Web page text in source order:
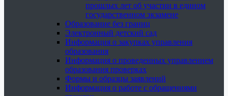
прошлых лет об участии в едином
государственном экзамене
Образование без границ
Электронный детский сад
Информация о закупках управления
образования
Информация о проведенных управлением
образования проверках
Формы и образцы заявлений
Информация о работе с обращениями